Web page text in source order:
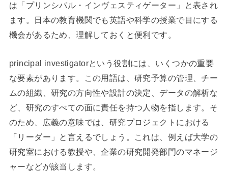
は「プリンシパル・インヴェスティゲーター」と表され
ます。日本の教育機関でも英語や科学の授業で目にする
機会があるため、理解しておくと便利です。
principal investigatorという役割には、いくつかの重要
な要素があります。この用語は、研究予算の管理、チー
ムの組織、研究の方向性や設計の決定、データの解析な
ど、研究のすべての面に責任を持つ人物を指します。そ
のため、広義の意味では、研究プロジェクトにおける
「リーダー」と言えるでしょう。これは、例えば大学の
研究室における教授や、企業の研究開発部門のマネージ
ャーなどが該当します。